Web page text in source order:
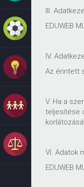
III.
EDUWEB
IV.
Az érintett
V. Ha a
teljesítése
VI. Adatok
EDUWEB